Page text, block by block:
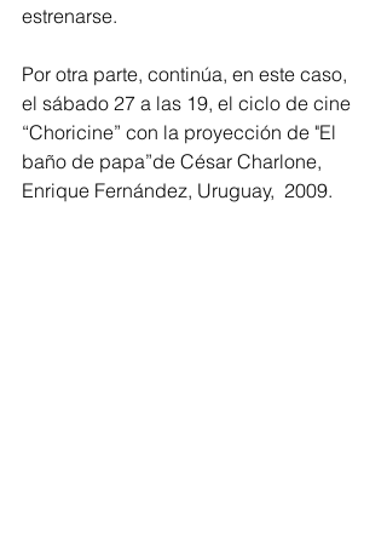
estrenarse.
Por otra parte, continúa, en este caso,
el sábado 27 a las 19, el ciclo de cine
“Choricine” con la proyección de "El
baño de papa”de César Charlone,
Enrique Fernández, Uruguay,  2009.